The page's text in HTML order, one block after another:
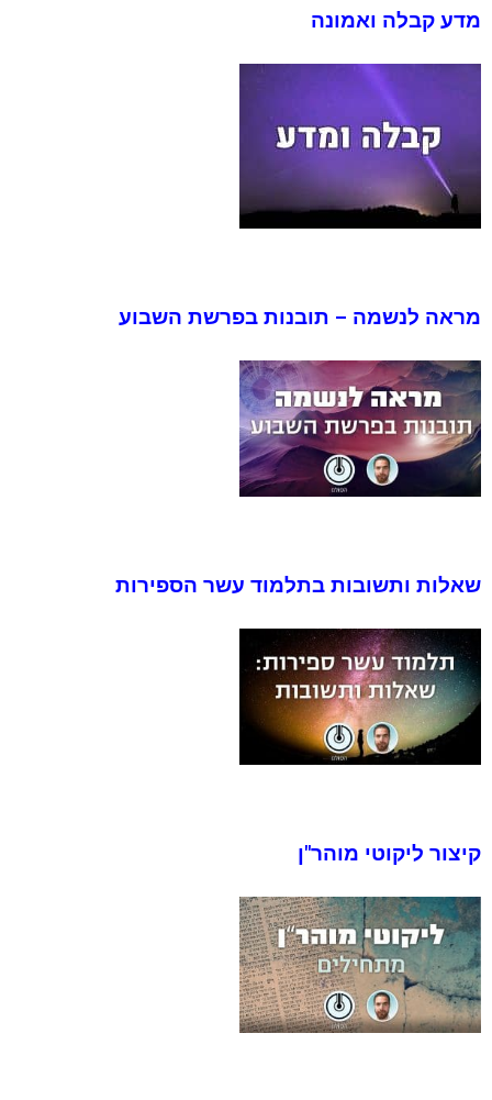
מדע קבלה ואמונה
מראה לנשמה – תובנות בפרשת השבוע
שאלות ותשובות בתלמוד עשר הספירות
קיצור ליקוטי מוהר"ן